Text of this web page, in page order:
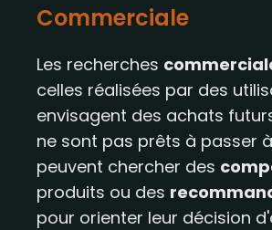
Commerciale
Les recherches
celles réalisées par des
envisagent des achats
ne sont pas prêts à passer
peuvent chercher des
produits ou des
pour orienter leur décision